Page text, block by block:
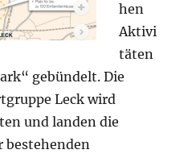
hen
Aktivi
täten
gebündelt. Die
Leck wird
und landen die
bestehenden